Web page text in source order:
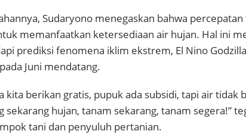
Sudaryono menegaskan bahwa
memanfaatkan ketersediaan air hujan. Hal ini
prediksi fenomena iklim ekstrem, El Nino
Juni mendatang.
kita berikan gratis, pupuk ada subsidi, tapi air tidak
sekarang hujan, tanam sekarang, tanam segera!”
tani dan penyuluh pertanian.